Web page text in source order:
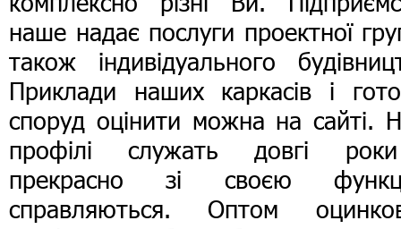
наше надає послуги проектної
також індивідуального
Приклади наших каркасів і
споруд оцінити можна на сайті.
профілі служать довгі
прекрасно зі своєю
справляються. Оптом